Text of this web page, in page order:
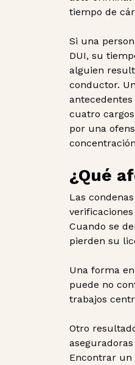
tiempo de
Si una
DUI, su
alguien
conductor.
cuatro
por una
¿Qué
Las
Cuando se
pierden su
Una forma
puede no
trabajos
Otro
Encontrar un